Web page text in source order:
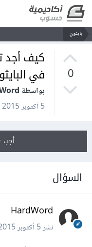
بايثون
0
كيف أجد
في
بواسطة HardWord
5 أكتوبر 2015
أجب
السؤال
HardWord
نشر5 أكتوبر 2015